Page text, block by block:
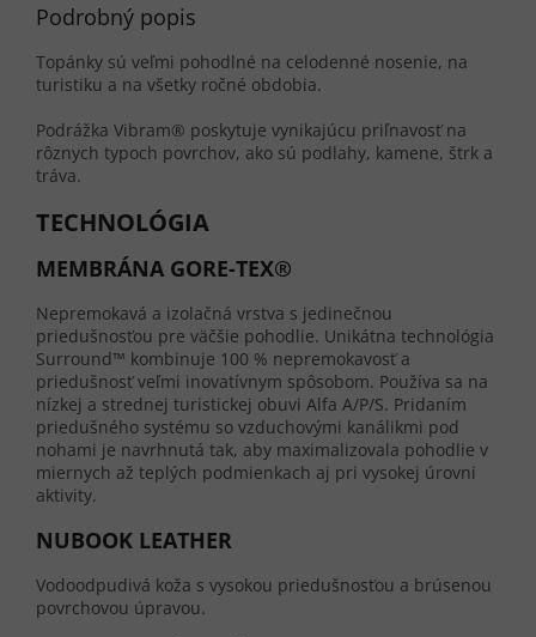
Podrobný popis
Topánky sú veľmi pohodlné na celodenné nosenie, na
turistiku a na všetky ročné obdobia.
Podrážka Vibram® poskytuje vynikajúcu priľnavosť na
rôznych typoch povrchov, ako sú podlahy, kamene, štrk a
tráva.
TECHNOLÓGIA
MEMBRÁNA GORE-TEX®
Nepremokavá a izolačná vrstva s jedinečnou
priedušnosťou pre väčšie pohodlie. Unikátna technológia
Surround™ kombinuje 100 % nepremokavosť a
priedušnosť veľmi inovatívnym spôsobom. Používa sa na
nízkej a strednej turistickej obuvi Alfa A/P/S. Pridaním
priedušného systému so vzduchovými kanálikmi pod
nohami je navrhnutá tak, aby maximalizovala pohodlie v
miernych až teplých podmienkach aj pri vysokej úrovni
aktivity.
NUBOOK LEATHER
Vodoodpudivá koža s vysokou priedušnosťou a brúsenou
povrchovou úpravou.